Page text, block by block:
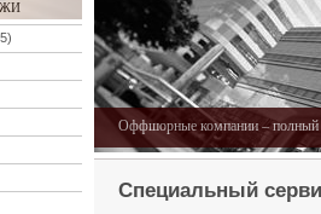
Оффшорные компании – полный
Специальный